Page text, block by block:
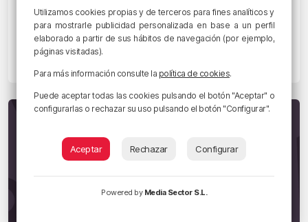
Escucha las noticias de Bilbao y
Bizkaia de las 12 con Juanma Jubera
del 19 de marzo
Utilizamos cookies propias y de terceros para fines analíticos y
para mostrarle publicidad personalizada en base a un perfil
elaborado a partir de sus hábitos de navegación (por ejemplo,
páginas visitadas).
Para más información consulte la política de cookies.
Puede aceptar todas las cookies pulsando el botón "Aceptar" o
configurarlas o rechazar su uso pulsando el botón "Configurar".
Aceptar Rechazar Configurar
Powered by Media Sector S.L.